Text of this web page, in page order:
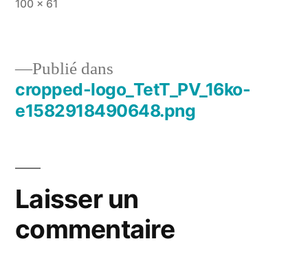
Taille
100 × 61
Navigation
l’article
Publié dans
cropped-logo_TetT_PV_16ko-
e1582918490648.png
Laisser un
commentaire